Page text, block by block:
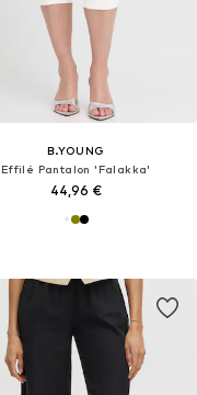
B.YOUNG
Effilé Pantalon 'Falakka'
44,96 €